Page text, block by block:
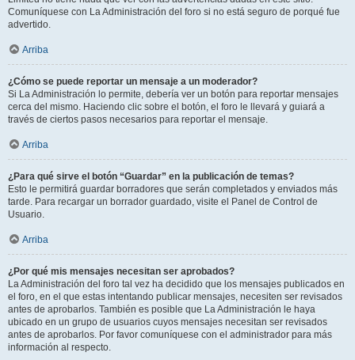
Comuníquese con La Administración del foro si no está seguro de porqué fue
advertido.
Arriba
¿Cómo se puede reportar un mensaje a un moderador?
Si La Administración lo permite, debería ver un botón para reportar mensajes
cerca del mismo. Haciendo clic sobre el botón, el foro le llevará y guiará a
través de ciertos pasos necesarios para reportar el mensaje.
Arriba
¿Para qué sirve el botón “Guardar” en la publicación de temas?
Esto le permitirá guardar borradores que serán completados y enviados más
tarde. Para recargar un borrador guardado, visite el Panel de Control de
Usuario.
Arriba
¿Por qué mis mensajes necesitan ser aprobados?
La Administración del foro tal vez ha decidido que los mensajes publicados en
el foro, en el que estas intentando publicar mensajes, necesiten ser revisados
antes de aprobarlos. También es posible que La Administración le haya
ubicado en un grupo de usuarios cuyos mensajes necesitan ser revisados
antes de aprobarlos. Por favor comuníquese con el administrador para más
información al respecto.